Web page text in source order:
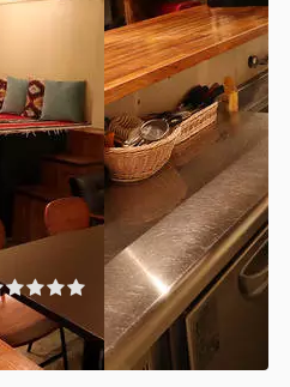
(0件)
都目黒区駒場3-6-9
1〜20名